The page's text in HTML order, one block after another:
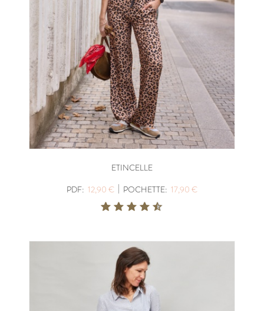
ETINCELLE
PDF: 12,90 € | POCHETTE: 17,90 €